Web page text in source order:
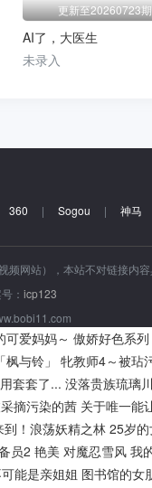
更新至20260723期
AI了，大医生
未录入
360 | Sogou | 神马
网站），本站不对链接内
： icp123
爱妈妈～ 傲娇好色系列
与铃」
牝教师4～被玷
套套了... 没落贵族琉璃
摘污染的茜 关于唯一能
到！浪荡妖精之林 25岁
员2 艳美 对魔忍雪风 我
能是亲姐姐 图书馆的女